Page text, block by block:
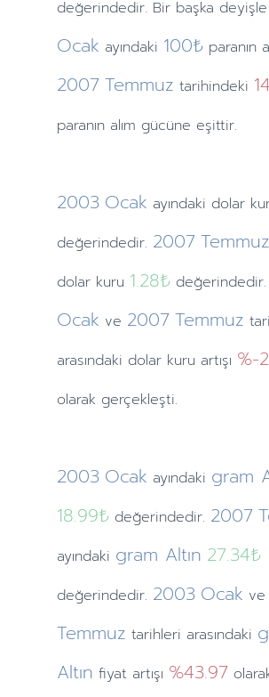
değerindedir. Bir başka deyişle
Ocak ayındaki 100₺ paranın
2007 Temmuz tarihindeki
paranın alım gücüne eşittir.
2003 Ocak ayındaki dolar
değerindedir. 2007 Temmuz
dolar kuru 1.28₺değerindedir.
Ocak ve 2007 Temmuz
arasındaki dolar kuru artışı %-
olarak gerçekleşti.
2003 Ocak ayındaki gram
18.99₺değerindedir. 2007
ayındaki gram Altın 27.34₺
değerindedir. 2003 Ocak ve
Temmuz tarihleri arasındaki
Altın fiyat artışı %43.97